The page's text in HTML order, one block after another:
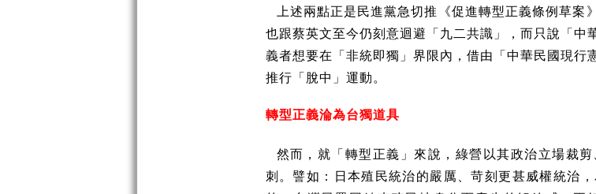
上述兩點正是民進黨急切推《促進轉型正義條例草案
也跟蔡英文至今仍刻意迴避「九二共識」，而只說「
義者想要在「非統即獨」界限內，借由「中華民國現
推行「脫中」運動。
轉型正義淪為台獨道具
然而，就「轉型正義」來說，綠營以其政治立場裁
刺。譬如：日本殖民統治的嚴厲、苛刻更甚威權統治